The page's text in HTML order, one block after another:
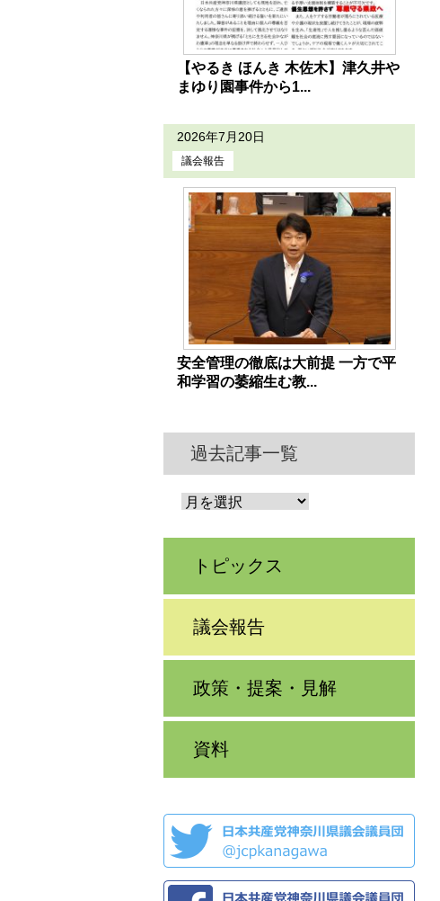
【やるき ほんき 木佐木】津久井や
まゆり園事件から1...
2026年7月20日
議会報告
安全管理の徹底は大前提 一方で平
和学習の萎縮生む教...
過去記事一覧
トピックス
議会報告
政策・提案・見解
資料